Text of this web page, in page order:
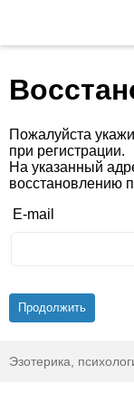
Пожалуйста
при регистрации.
На указанный
восстановлению
E-mail
Эзотерика,